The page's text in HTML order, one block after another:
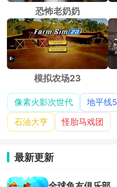
恐怖老奶奶
模拟农场23
像素火影次世代 地平线5
石油大亨
怪胎马戏团
最新更新